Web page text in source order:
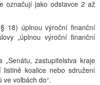
označují jako odstavce 2 až
18) úplnou výroční finanční
„úplnou výroční finanční
zastupitelstva kraje
listině koalice nebo sdružení
volbách do“.